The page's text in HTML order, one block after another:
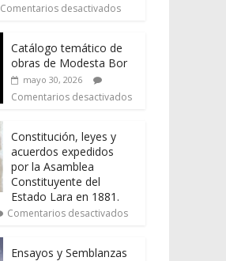
Comentarios desactivados
Catálogo temático de
obras de Modesta Bor
mayo 30, 2026
Comentarios desactivados
Constitución, leyes y
acuerdos expedidos
por la Asamblea
Constituyente del
Estado Lara en 1881.
Comentarios desactivados
Ensayos y Semblanzas